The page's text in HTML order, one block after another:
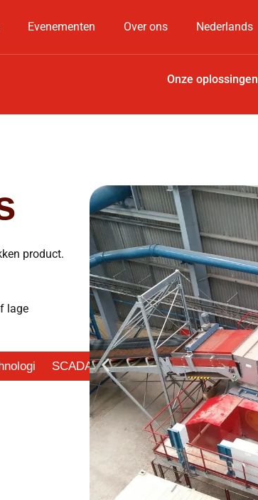
Evenementen Over ons Nederlands
Onze oplossingen
product.
lage
SCADA